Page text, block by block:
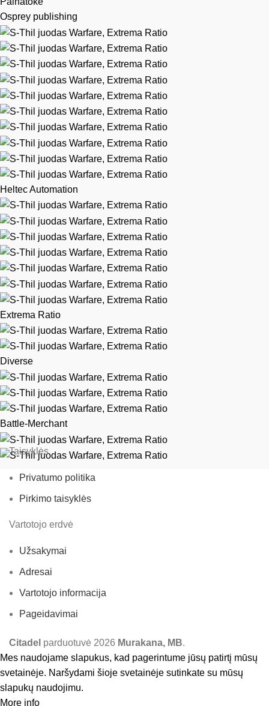
Osprey publishing
Heltec Automation
Extrema Ratio
Diverse
Battle-Merchant
Taisyklės
Privatumo politika
Pirkimo taisyklės
Vartotojo erdvė
Užsakymai
Adresai
Vartotojo informacija
Pageidavimai
Citadel parduotuvė 2026 Murakana, MB.
Mes naudojame slapukus, kad pagerintume jūsų patirtį mūsų
svetainėje. Naršydami šioje svetainėje sutinkate su mūsų
slapukų naudojimu.
More info